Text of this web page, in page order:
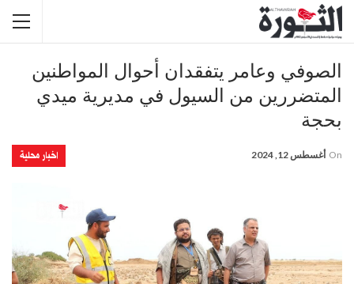
الصوفي وعامر يتفقدان أحوال المواطنين
المتضررين من السيول في مديرية ميدي
بحجة
اخبار محلية On أغسطس 12, 2024